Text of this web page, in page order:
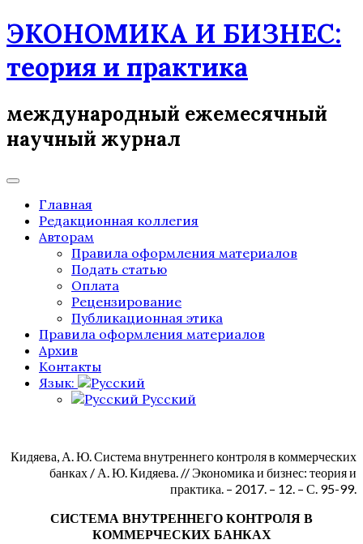
Skip
to
ЭКОНОМИКА И БИЗНЕС:
теория и практика
международный ежемесячный
научный журнал
Главная
Редакционная коллегия
Авторам
Правила оформления материалов
Подать статью
Оплата
Рецензирование
Публикационная этика
Правила оформления материалов
Архив
Контакты
Язык:
Русский
Кидяева, А. Ю. Система внутреннего контроля в коммерческих
банках / А. Ю. Кидяева. // Экономика и бизнес: теория и
практика. – 2017. – 12. – С. 95-99.
СИСТЕМА ВНУТРЕННЕГО КОНТРОЛЯ В
КОММЕРЧЕСКИХ БАНКАХ